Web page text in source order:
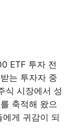
ETF 투자 전
는 투자자 중
식 시장에서 성
축적해 왔으
게 귀감이 되